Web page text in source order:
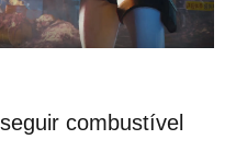
combustível